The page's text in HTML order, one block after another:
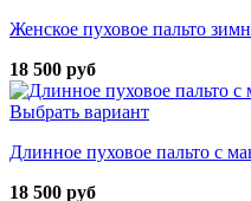
Женское пуховое пальто
18 500 руб
Выбрать вариант
Длинное пуховое пальто с
18 500 руб